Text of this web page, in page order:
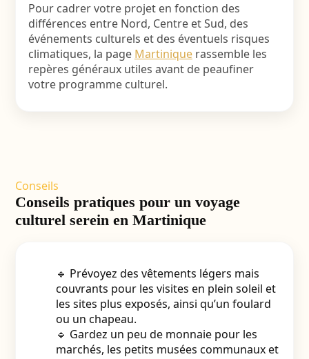
Pour cadrer votre projet en fonction des
différences entre Nord, Centre et Sud, des
événements culturels et des éventuels risques
climatiques, la page Martiniquerassemble les
repères généraux utiles avant de peaufiner
votre programme culturel.
Conseils
Conseils pratiques pour un voyage
culturel serein en Martinique
🔹 Prévoyez des vêtements légers mais
couvrants pour les visites en plein soleil et
les sites plus exposés, ainsi qu’un foulard
ou un chapeau.
🔹 Gardez un peu de monnaie pour les
marchés, les petits musées communaux et